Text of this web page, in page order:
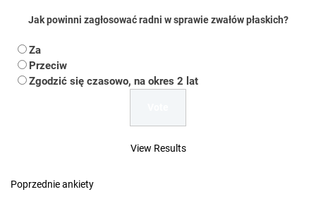
Jak powinni zagłosować radni w sprawie zwałów płaskich?
Za
Przeciw
Zgodzić się czasowo, na okres 2 lat
View Results
Poprzednie ankiety